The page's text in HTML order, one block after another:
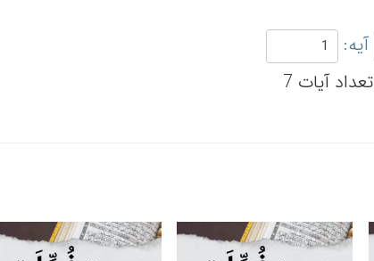
آیه: